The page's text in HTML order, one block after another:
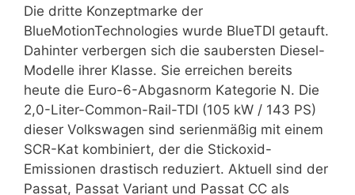
Die dritte Konzeptmarke der
BlueMotionTechnologies wurde BlueTDI getauft.
Dahinter verbergen sich die saubersten Diesel-
Modelle ihrer Klasse. Sie erreichen bereits
heute die Euro-6-Abgasnorm Kategorie N. Die
2,0-Liter-Common-Rail-TDI (105 kW / 143 PS)
dieser Volkswagen sind serienmäßig mit einem
SCR-Kat kombiniert, der die Stickoxid-
Emissionen drastisch reduziert. Aktuell sind der
Passat, Passat Variant und Passat CC als